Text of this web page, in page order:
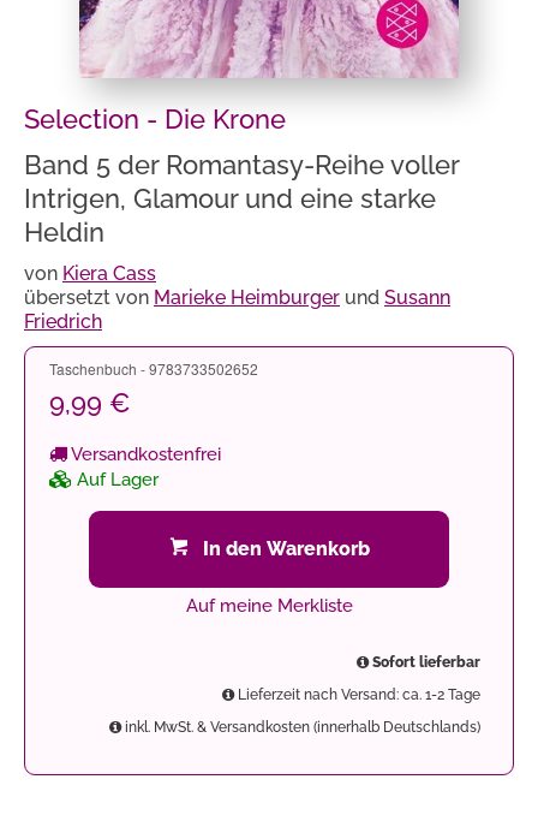
Selection - Die Krone
Band 5 der Romantasy-Reihe voller
Intrigen, Glamour und eine starke
Heldin
von Kiera Cass
übersetzt von Marieke Heimburger und Susann
Friedrich
Taschenbuch - 9783733502652
9,99 €
Versandkostenfrei
Auf Lager
In den Warenkorb
Auf meine Merkliste
Sofort lieferbar
Lieferzeit nach Versand: ca. 1-2 Tage
inkl. MwSt. & Versandkosten (innerhalb Deutschlands)